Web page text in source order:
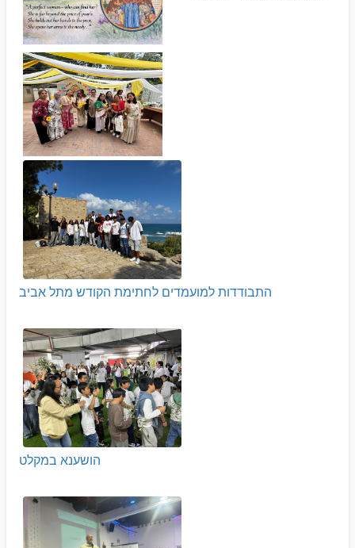
התבודדות למועמדים לחתימת הקודש מתל אביב
הושענא במקלט